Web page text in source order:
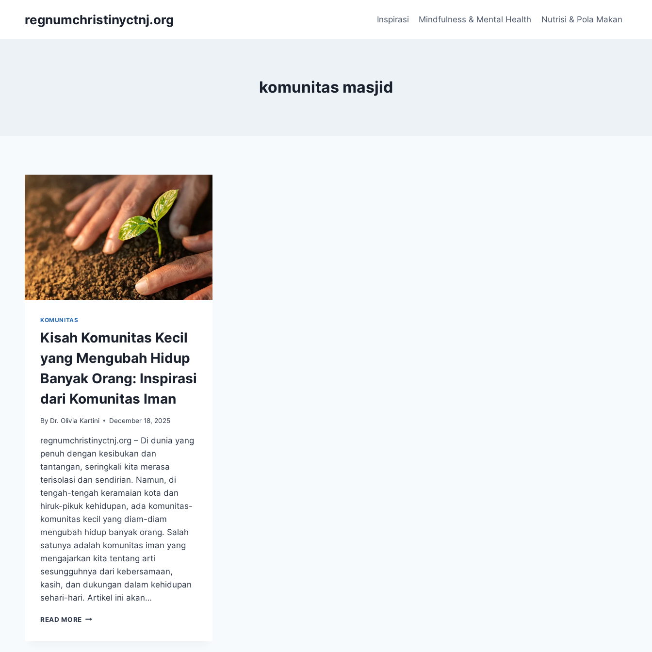
regnumchristinyctnj.org Inspirasi Mindfulness & Mental Health Nutrisi & Pola Makan
komunitas masjid
KOMUNITAS
Kisah Komunitas Kecil
yang Mengubah Hidup
Banyak Orang: Inspirasi
dari Komunitas Iman
By Dr. Olivia Kartini December 18, 2025
regnumchristinyctnj.org – Di dunia yang
penuh dengan kesibukan dan
tantangan, seringkali kita merasa
terisolasi dan sendirian. Namun, di
tengah-tengah keramaian kota dan
hiruk-pikuk kehidupan, ada komunitas-
komunitas kecil yang diam-diam
mengubah hidup banyak orang. Salah
satunya adalah komunitas iman yang
mengajarkan kita tentang arti
sesungguhnya dari kebersamaan,
kasih, dan dukungan dalam kehidupan
sehari-hari. Artikel ini akan…
READ MORE KISAH